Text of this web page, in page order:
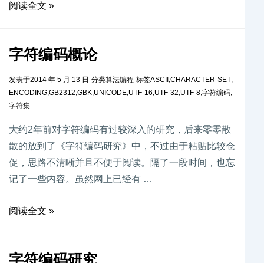
阅读全文 »
字符编码概论
发表于2014 年 5 月 13 日 -分类算法编程-标签ASCII ,CHARACTER-SET,
ENCODING,GB2312,GBK,UNICODE,UTF-16,UTF-32,UTF-8,字符编码,
字符集
大约2年前对字符编码有过较深入的研究，后来零零散
散的放到了《字符编码研究》中，不过由于粘贴比较仓
促，思路不清晰并且不便于阅读。隔了一段时间，也忘
记了一些内容。虽然网上已经有 …
阅读全文 »
字符编码研究